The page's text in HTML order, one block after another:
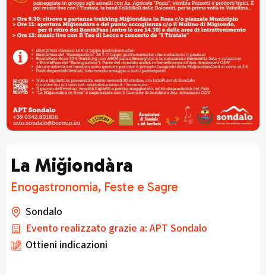
La Miğiondàra
Enogastronomia, Feste e Sagre
Sondalo
Evento realizzato grazie a: APT Sondalo
Ottieni indicazioni